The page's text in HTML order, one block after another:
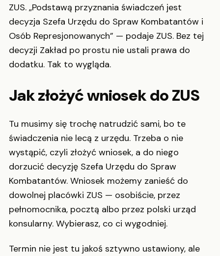
ZUS. „Podstawą przyznania świadczeń jest
decyzja Szefa Urzędu do Spraw Kombatantów i
Osób Represjonowanych” — podaje ZUS. Bez tej
decyzji Zakład po prostu nie ustali prawa do
dodatku. Tak to wygląda.
Jak złożyć wniosek do ZUS
Tu musimy się trochę natrudzić sami, bo te
świadczenia nie lecą z urzędu. Trzeba o nie
wystąpić, czyli złożyć wniosek, a do niego
dorzucić decyzję Szefa Urzędu do Spraw
Kombatantów. Wniosek możemy zanieść do
dowolnej placówki ZUS — osobiście, przez
pełnomocnika, pocztą albo przez polski urząd
konsularny. Wybierasz, co ci wygodniej.
Termin nie jest tu jakoś sztywno ustawiony, ale